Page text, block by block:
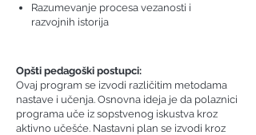
Razumevanje procesa vezanosti i
razvojnih istorija
Opšti pedagoški postupci:
Ovaj program se izvodi različitim metodama
nastave i učenja. Osnovna ideja je da polaznici
programa uče iz sopstvenog iskustva kroz
aktivno učešće. Nastavni plan se izvodi kroz